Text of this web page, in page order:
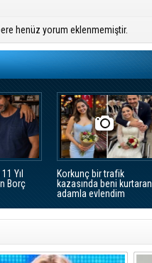
henüz yorum eklenmemiştir.
Yıl
Borç
Korkunç bir trafik
kazasında beni kurtaran
adamla evlendim